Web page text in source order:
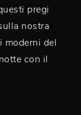
pregi
nostra
moderni del
con il